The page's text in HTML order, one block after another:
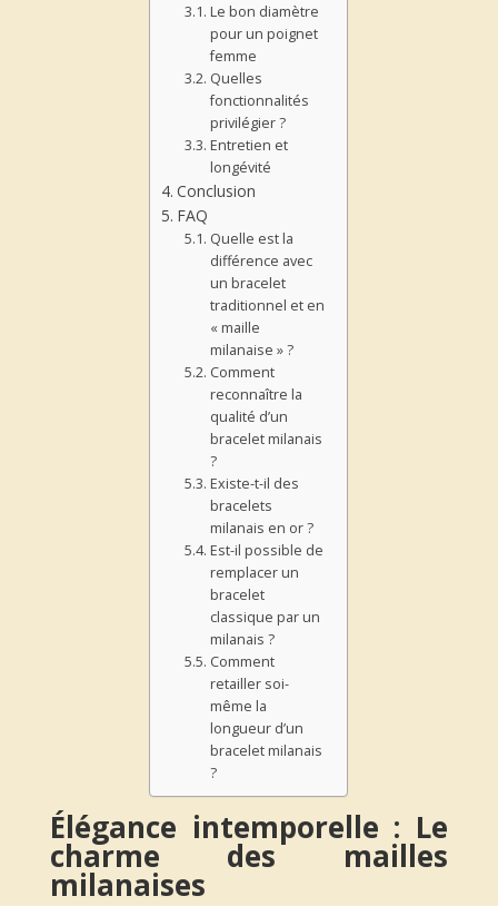
Le bon diamètre
pour un poignet
femme
Quelles
fonctionnalités
privilégier ?
Entretien et
longévité
Conclusion
FAQ
Quelle est la
différence avec
un bracelet
traditionnel et en
« maille
milanaise » ?
Comment
reconnaître la
qualité d’un
bracelet milanais
?
Existe-t-il des
bracelets
milanais en or ?
Est-il possible de
remplacer un
bracelet
classique par un
milanais ?
Comment
retailler soi-
même la
longueur d’un
bracelet milanais
?
Élégance intemporelle : Le
charme des mailles
milanaises